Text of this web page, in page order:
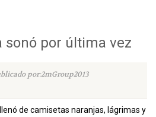
sonó por última vez
por:2mGroup2013
de camisetas naranjas, lágrimas y